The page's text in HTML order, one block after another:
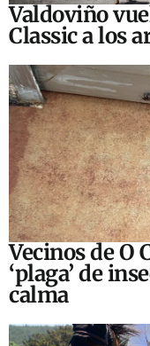
Valdoviño
Classic a los
Vecinos de O
‘plaga’ de
calma